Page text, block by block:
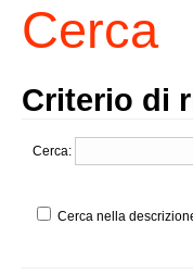
Cerca
Criterio di
Cerca:
Cerca nella